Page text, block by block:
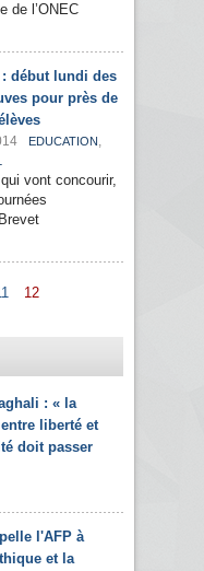
de l’ONEC
: début lundi des
pour près de
EDUCATION ,
vont concourir,
12
: « la
liberté et
doit passer
l'AFP à
et la